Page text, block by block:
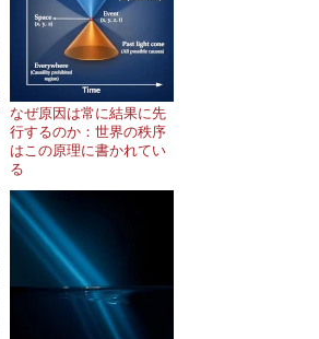
なぜ原因は常に結果に先
行するのか：世界の秩序
はこの原理に書かれてい
る